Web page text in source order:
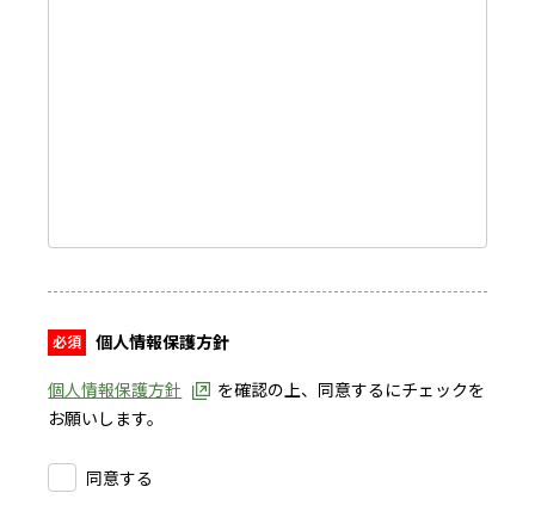
個人情報保護方針
個人情報保護方針
を確認の上、同意するにチェックを
お願いします。
同意する